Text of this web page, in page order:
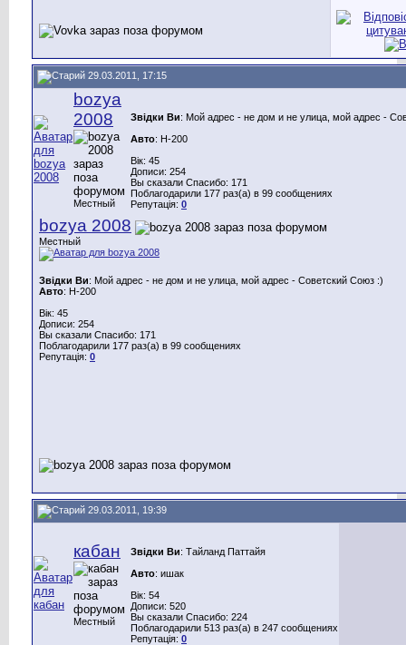
29.03.2011, 17:15
bozya
2008
Местный
Звідки Ви: Мой адрес - не дом и не улица, мой адрес -
Авто: H-200
Вік: 45
Дописи: 254
Вы сказали Спасибо: 171
Поблагодарили 177 раз(а) в 99 сообщениях
Репутація: 0
bozya 2008
Местный
Звідки Ви: Мой адрес - не дом и не улица, мой адрес - Советский Союз :)
Авто: H-200
Вік: 45
Дописи: 254
Вы сказали Спасибо: 171
Поблагодарили 177 раз(а) в 99 сообщениях
Репутація: 0
29.03.2011, 19:39
кабан
Местный
Звідки Ви: Тайланд Паттайя
Авто: ишак
Вік: 54
Дописи: 520
Вы сказали Спасибо: 224
Поблагодарили 513 раз(а) в 247 сообщениях
Репутація: 0